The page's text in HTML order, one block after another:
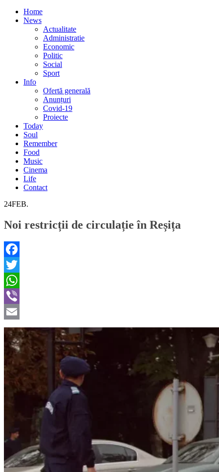
Home
News
Actualitate
Administratie
Economic
Politic
Social
Sport
Info
Ofertă generală
Anunțuri
Covid-19
Proiecte
Today
Soul
Remember
Food
Music
Cinema
Life
Contact
24FEB.
Noi restricții de circulație în Reșița
Facebook
Twitter
WhatsApp
Viber
Email